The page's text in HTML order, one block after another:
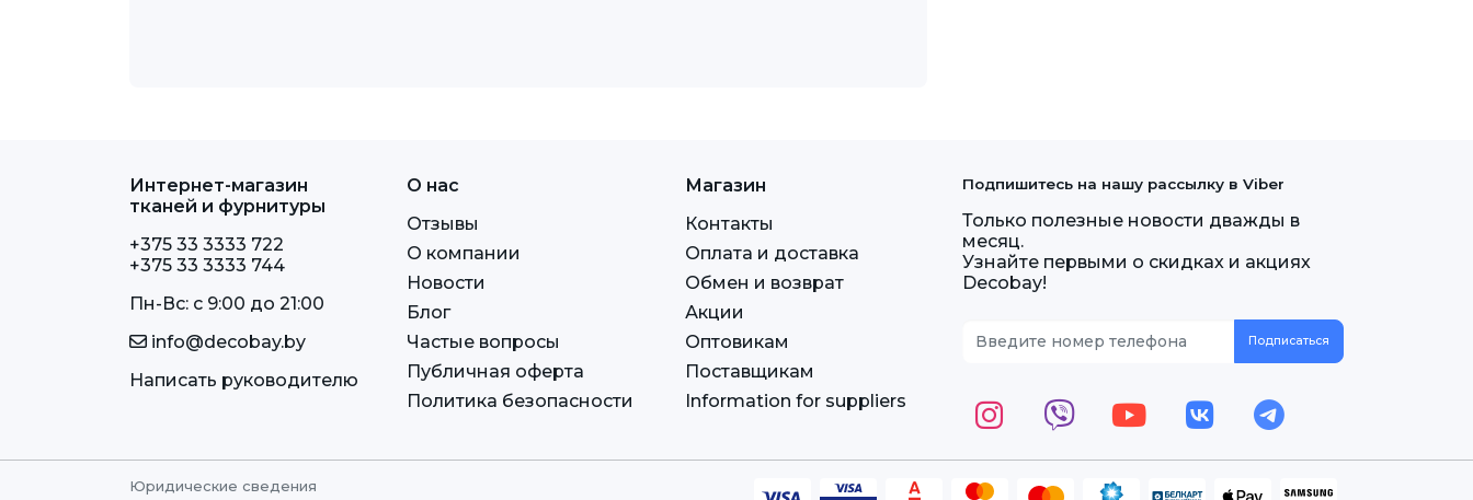
Интернет-магазин
тканей и фурнитуры
+375 33 3333 722
+375 33 3333 744
Пн-Вс: c 9:00 до 21:00
info@decobay.by
Написать руководителю
О нас
Отзывы
О компании
Новости
Блог
Частые вопросы
Публичная оферта
Политика безопасности
Магазин
Контакты
Оплата и доставка
Обмен и возврат
Акции
Оптовикам
Поставщикам
Information for suppliers
Подпишитесь на нашу рассылку в Viber
Только полезные новости дважды в
месяц.
Узнайте первыми о скидках и акциях
Decobay!
Юридические сведения